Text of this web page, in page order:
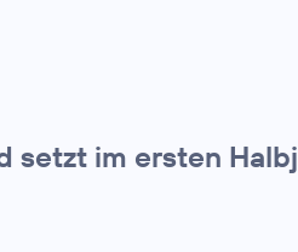
setzt im ersten